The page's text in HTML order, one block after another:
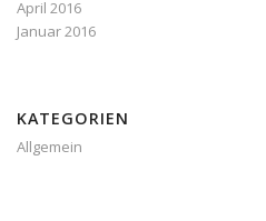
April 2016
Januar 2016
KATEGORIEN
Allgemein